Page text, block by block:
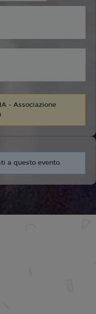
- Associazione
a questo evento.